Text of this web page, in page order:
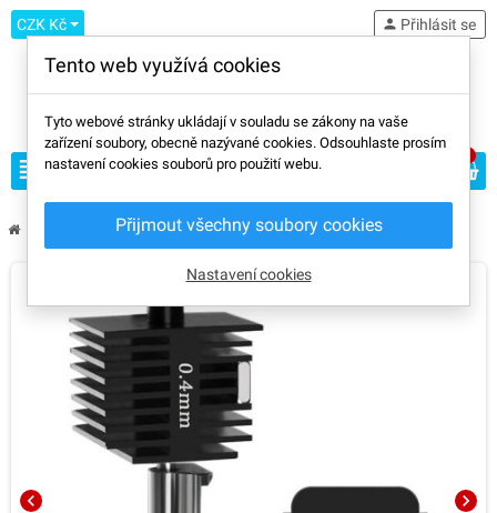
CZK Kč
view_headline
person Přihlásit se
Bambu Lab chevron_right Bambu Lab hotend A1/A1 mini
chevron_left chevron_right
Tento web využívá cookies
Tyto webové stránky ukládají v souladu se zákony na vaše
zařízení soubory, obecně nazývané cookies. Odsouhlaste prosím
nastavení cookies souborů pro použití webu.
Přijmout všechny soubory cookies
Nastavení cookies